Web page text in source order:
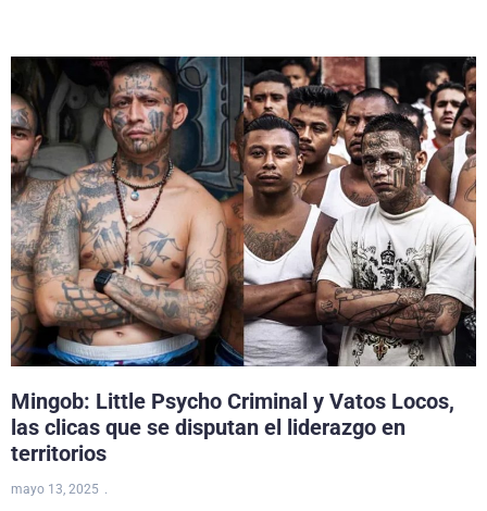
Mingob: Little Psycho Criminal y Vatos Locos,
las clicas que se disputan el liderazgo en
territorios
mayo 13, 2025